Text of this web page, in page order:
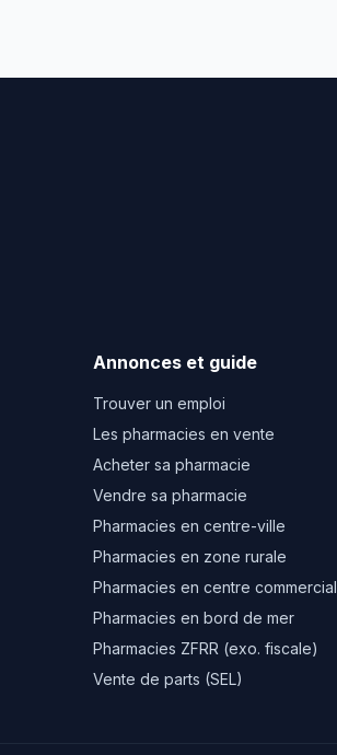
Annonces et guide
Trouver un emploi
Les pharmacies en vente
Acheter sa pharmacie
Vendre sa pharmacie
Pharmacies en centre-ville
Pharmacies en zone rurale
Pharmacies en centre commercial
Pharmacies en bord de mer
Pharmacies ZFRR (exo. fiscale)
Vente de parts (SEL)